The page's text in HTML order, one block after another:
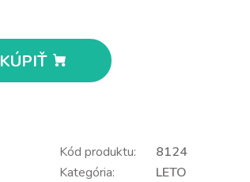
KÚPIŤ
Kód produktu:
8124
Kategória:
LETO